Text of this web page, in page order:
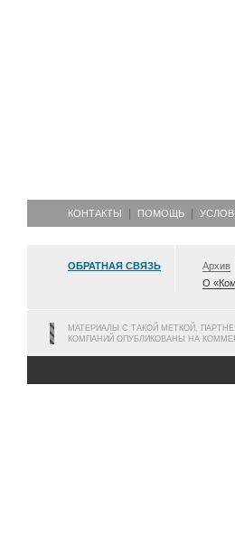
КОНТАКТЫ ПОМОЩЬ
ОБРАТНАЯ СВЯЗЬ Архив
О
МАТЕРИАЛЫ С ТАКОЙ МЕТКОЙ,
КОМПАНИЙ ОПУБЛИКОВАНЫ НА